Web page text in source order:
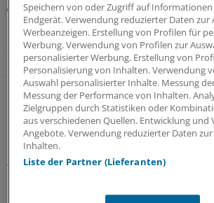
MEHR ZUM THEMA
Soziale Pflegeversicherung
„Diesem Weg werden wir nicht
Ostdeutsche Regierungschefs
Pflegereform auf
Klare Botschaft an den neuen
Bundesgesundheitsminister Carsten
Ministerpräsidenten von Sachsen,
Thüringen fordern Korrekturen an der
Speichern von oder Zugriff auf
Endgerät. Verwendung reduzierter Daten zur
Werbeanzeigen. Erstellung von Profilen für
Werbung. Verwendung von Profilen zur
personalisierter Werbung. Erstellung von
Personalisierung von Inhalten. Verwendung
Auswahl personalisierter Inhalte. Messung
Messung der Performance von Inhalten.
Zielgruppen durch Statistiken oder
aus verschiedenen Quellen. Entwicklung und
Angebote. Verwendung reduzierter Daten
Inhalten.
Liste der Partner (Lieferanten)